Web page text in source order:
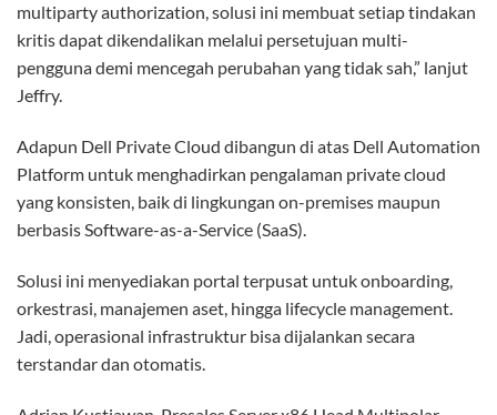
multiparty authorization, solusi ini membuat setiap tindakan
kritis dapat dikendalikan melalui persetujuan multi-
pengguna demi mencegah perubahan yang tidak sah,” lanjut
Jeffry.
Adapun Dell Private Cloud dibangun di atas Dell Automation
Platform untuk menghadirkan pengalaman private cloud
yang konsisten, baik di lingkungan on-premises maupun
berbasis Software-as-a-Service (SaaS).
Solusi ini menyediakan portal terpusat untuk onboarding,
orkestrasi, manajemen aset, hingga lifecycle management.
Jadi, operasional infrastruktur bisa dijalankan secara
terstandar dan otomatis.